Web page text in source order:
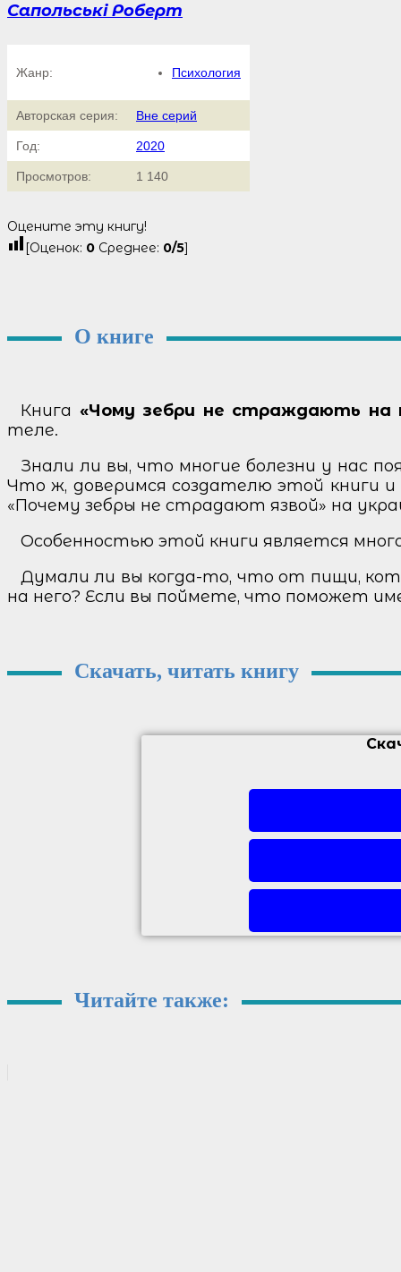
Сапольські Роберт
Жанр: Психология
Авторская серия: Вне серий
Год: 2020
Просмотров: 1 140
Оцените эту книгу!
[Оценок: 0 Среднее: 0/5]
О книге
Книга «Чому зебри не страждають на
теле.
Знали ли вы, что многие болезни у нас
Что ж, доверимся создателю этой книги
«Почему зебры не страдают язвой» на
Особенностью этой книги является
Думали ли вы когда-то, что от пищи,
на него? Если вы поймете, что поможет
Скачать, читать книгу
Читайте также: